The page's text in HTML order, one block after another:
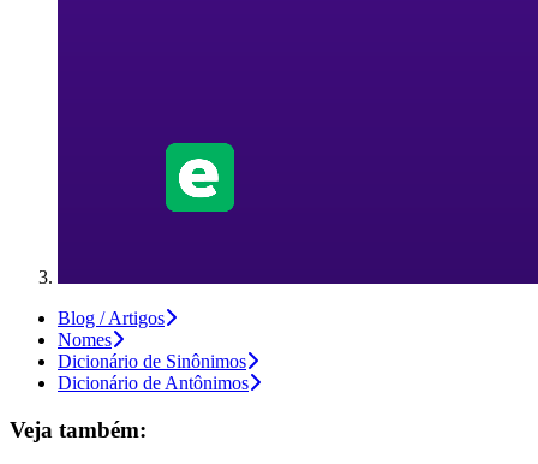
Blog / Artigos
Nomes
Dicionário de Sinônimos
Dicionário de Antônimos
Veja também: